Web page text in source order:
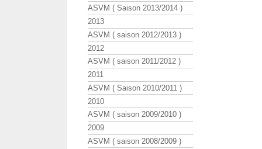
ASVM ( Saison 2013/2014 )
2013
ASVM ( saison 2012/2013 )
2012
ASVM ( saison 2011/2012 )
2011
ASVM ( Saison 2010/2011 )
2010
ASVM ( saison 2009/2010 )
2009
ASVM ( saison 2008/2009 )